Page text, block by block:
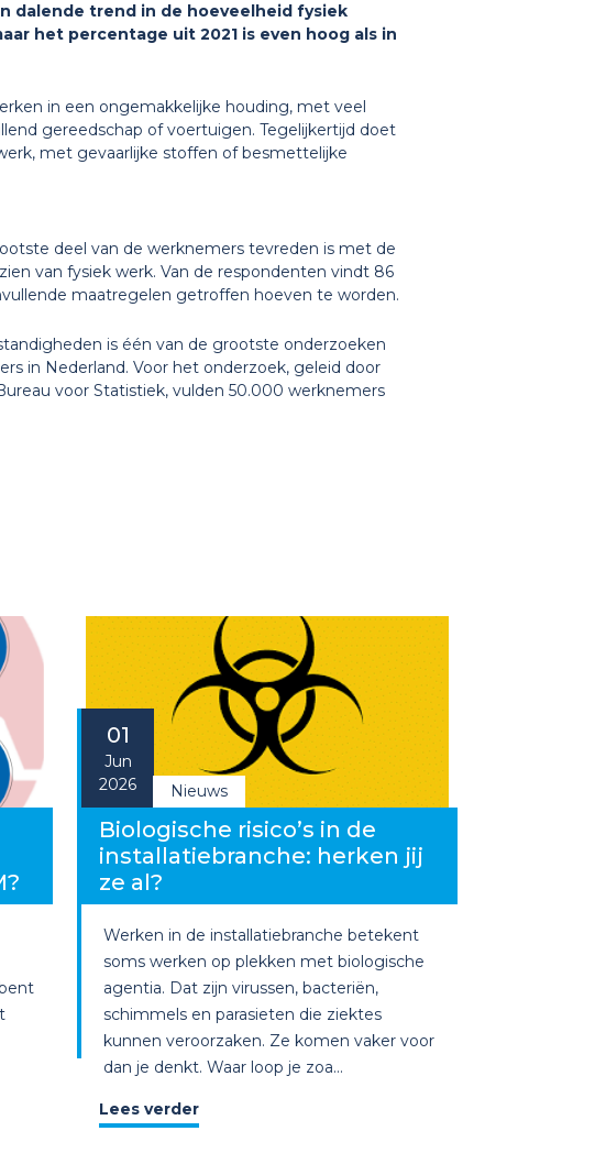
dalende trend in de hoeveelheid fysiek
het percentage uit 2021 is even hoog als in
in een ongemakkelijke houding, met veel
gereedschap of voertuigen. Tegelijkertijd doet
met gevaarlijke stoffen of besmettelijke
deel van de werknemers tevreden is met de
van fysiek werk. Van de respondenten vindt 86
maatregelen getroffen hoeven te worden.
is één van de grootste onderzoeken
in Nederland. Voor het onderzoek, geleid door
voor Statistiek, vulden 50.000 werknemers
01
Jun
2026
Nieuws
Biologische risico’s in de
installatiebranche: herken jij
ze al?
Werken in de installatiebranche betekent
soms werken op plekken met biologische
agentia. Dat zijn virussen, bacteriën,
schimmels en parasieten die ziektes
kunnen veroorzaken. Ze komen vaker voor
dan je denkt. Waar loop je zoa...
Lees verder